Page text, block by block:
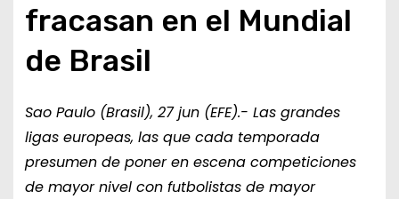
fracasan en el Mundial
de Brasil
Sao Paulo (Brasil), 27 jun (EFE).- Las grandes
ligas europeas, las que cada temporada
presumen de poner en escena competiciones
de mayor nivel con futbolistas de mayor